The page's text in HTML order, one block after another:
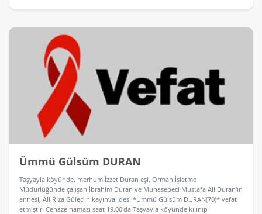
Ümmü Gülsüm DURAN
Taşyayla köyünde, merhum İzzet Duran eşi, Orman İşletme
Müdürlüğünde çalışan İbrahim Duran ve Muhasebeci Mustafa Ali Duran'ın
annesi, Ali Rıza Güleç'in kayınvalidesi *Ümmü Gülsüm DURAN(70)* vefat
etmiştir. Cenaze namazı saat 19.00'da Taşyayla köyünde kılınıp